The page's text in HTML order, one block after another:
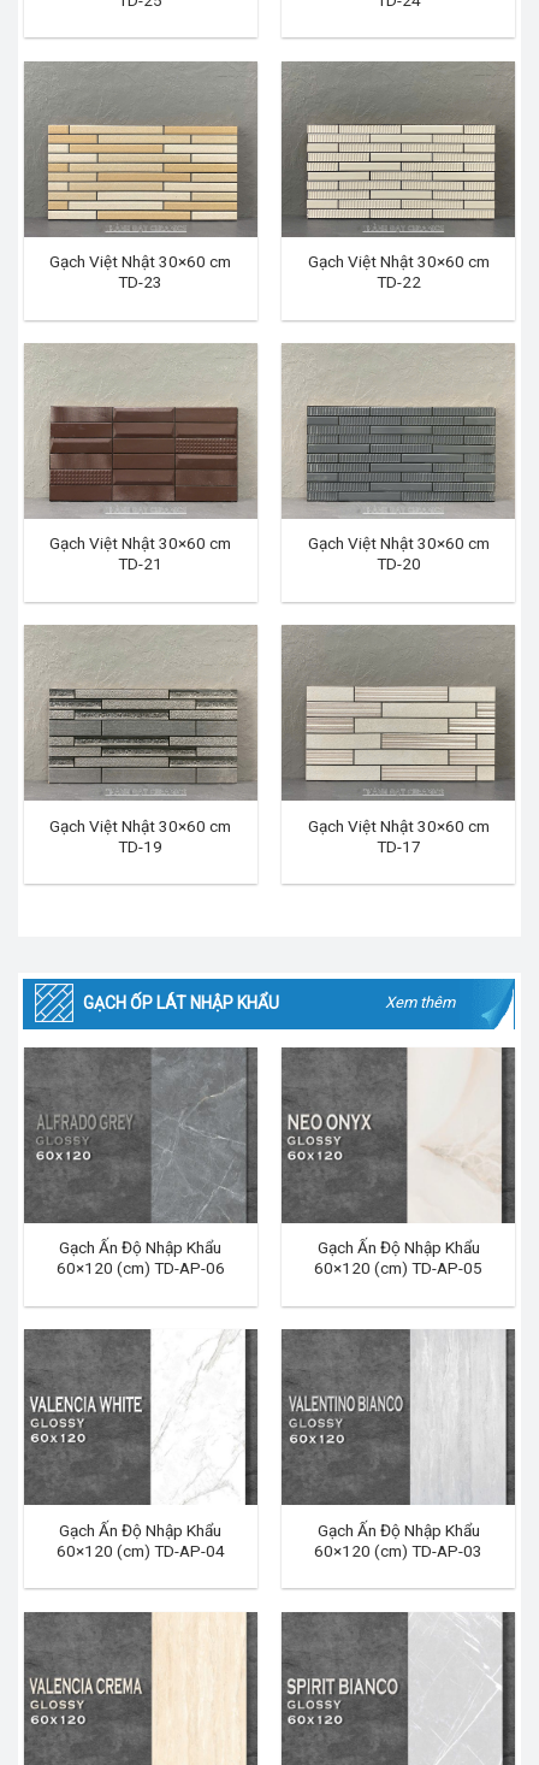
Gạch Việt Nhật 30×60 cm
TD-23
Gạch Việt Nhật 30×60 cm
TD-22
Gạch Việt Nhật 30×60 cm
TD-21
Gạch Việt Nhật 30×60 cm
TD-20
Gạch Việt Nhật 30×60 cm
TD-19
Gạch Việt Nhật 30×60 cm
TD-17
GẠCH ỐP LÁT NHẬP KHẨU Xem thêm
Gạch Ấn Độ Nhập Khẩu
60×120 (cm) TD-AP-06
Gạch Ấn Độ Nhập Khẩu
60×120 (cm) TD-AP-05
Gạch Ấn Độ Nhập Khẩu
60×120 (cm) TD-AP-04
Gạch Ấn Độ Nhập Khẩu
60×120 (cm) TD-AP-03